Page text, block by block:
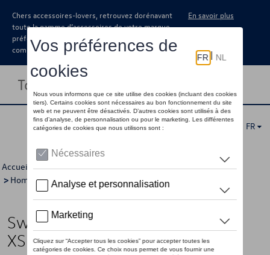
Chers accessoires-lovers, retrouvez dorénavant
toute la gamme d’accessoires de votre marque
préférée sous forme de catalogue à
commander auprès de votre concessionaire.
En savoir plus
Toggle navigation
FR
Accueil >Pour vous >"R" Collection >Vêtements >Pulls
> Hommes > Détail
Sweat-shirt VW logo « R », bleu -
XS